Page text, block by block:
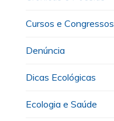
Cursos e Congressos
Denúncia
Dicas Ecológicas
Ecologia e Saúde